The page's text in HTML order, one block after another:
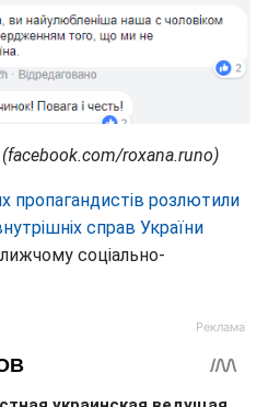
roxana.runo)
пропагандистів розлютили
справ України
соціально-